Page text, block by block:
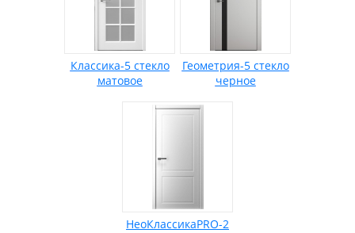
Классика-5 стекло
матовое
Геометрия-5 стекло
черное
НеоКлассикаPRO-2